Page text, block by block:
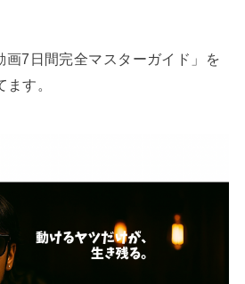
画7日間完全マスターガイド」を
す。